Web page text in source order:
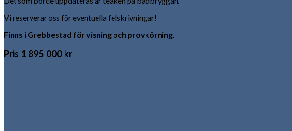
Vi reserverar oss för eventuella felskrivningar!
Finns i Grebbestad för visning och provkörning.
Pris 1 895 000 kr